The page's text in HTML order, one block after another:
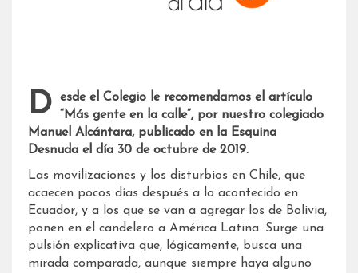
Desde el Colegio le recomendamos el artículo
“Más gente en la calle”, por nuestro colegiado
Manuel Alcántara, publicado en la Esquina
Desnuda el día 30 de octubre de 2019.
Las movilizaciones y los disturbios en Chile, que
acaecen pocos días después a lo acontecido en
Ecuador, y a los que se van a agregar los de Bolivia,
ponen en el candelero a América Latina. Surge una
pulsión explicativa que, lógicamente, busca una
mirada comparada, aunque siempre haya alguno